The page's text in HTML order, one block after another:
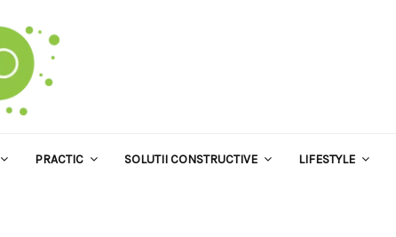
PRACTIC SOLUTII CONSTRUCTIVE LIFESTYLE